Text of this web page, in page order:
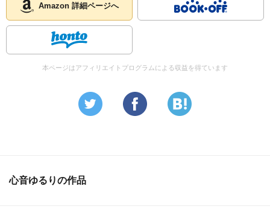
・思春期の男子ゆえ、許してほしい。
Amazon 詳細ページへ
本ページはアフィリエイトプログラムによる収益を得ています
心音ゆるりの作品